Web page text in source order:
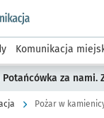
wroclaw.pl
Komunikacja
Potańcówka za nami.
Pożar w